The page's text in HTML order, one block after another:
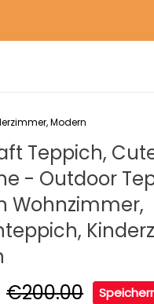
Modern
Teppich,
- Outdoor
Wohnzimmer,
€200.00